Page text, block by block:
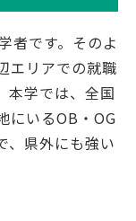
関連リンク
者です。そのよ
エリアでの就職
本学では、全国
にいるOB・OG
、県外にも強い